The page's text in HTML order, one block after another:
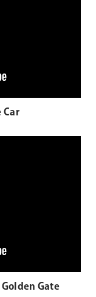
Car
Gate